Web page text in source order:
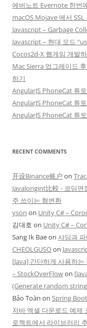
에버노트 Evernote 한번
macOS Mojave 에서
Javascript – Garbage
Javascript – 현대 모드
Cocos2d-X 웹게임 개발
Mac Sierra 업그레이드
하기
AngularJS PhoneCat 튜
AngularJS PhoneCat 튜
AngularJS PhoneCat 튜
RECENT COMMENTS
开设Binance账户 on
Javalongint比較 - 코딩
주 쓰이는 형변환
yson on Unity C# –
김대호 on Unity C# –
Sang Ik Baeon 샤딩과
CHEOLGUSOon
[Java] 간단하게 사용하
– StockOverFlowon
(Generate random
Bảo Toàn on Spring
자바 엑셀 다운로드 예제
로젝트에서 라이브러리